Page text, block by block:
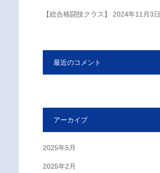
【総合格闘技クラス】 2024年11月3日
最近のコメント
アーカイブ
2025年5月
2025年2月